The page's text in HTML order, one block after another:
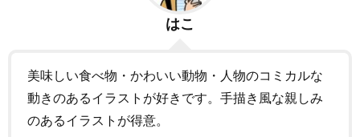
はこ
美味しい食べ物・かわいい動物・人物のコミカルな
動きのあるイラストが好きです。手描き風な親しみ
のあるイラストが得意。